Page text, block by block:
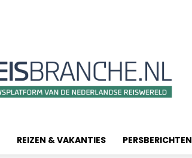
REIZEN & VAKANTIES PERSBERICHTEN